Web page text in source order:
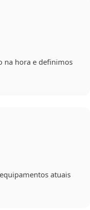
na hora e definimos
atuais